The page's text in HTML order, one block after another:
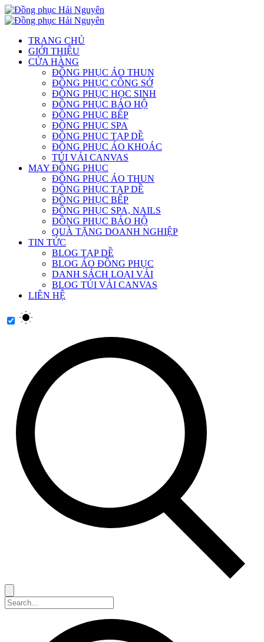
TRANG CHỦ
GIỚI THIỆU
CỬA HÀNG
ĐỒNG PHỤC ÁO THUN
ĐỒNG PHỤC CÔNG SỞ
ĐỒNG PHỤC HỌC SINH
ĐỒNG PHỤC BẢO HỘ
ĐỒNG PHỤC BẾP
ĐỒNG PHỤC SPA
ĐỒNG PHỤC TẠP DỀ
ĐỒNG PHỤC ÁO KHOÁC
TÚI VẢI CANVAS
MAY ĐỒNG PHỤC
ĐỒNG PHỤC ÁO THUN
ĐỒNG PHỤC TẠP DỀ
ĐỒNG PHỤC BẾP
ĐỒNG PHỤC SPA, NAILS
ĐỒNG PHỤC BẢO HỘ
QUÀ TẶNG DOANH NGHIỆP
TIN TỨC
BLOG TẠP DỀ
BLOG ÁO ĐỒNG PHỤC
DANH SÁCH LOẠI VẢI
BLOG TÚI VẢI CANVAS
LIÊN HỆ